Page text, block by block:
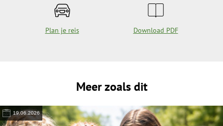
Plan je reis Download PDF
Meer zoals dit
19.06.2026